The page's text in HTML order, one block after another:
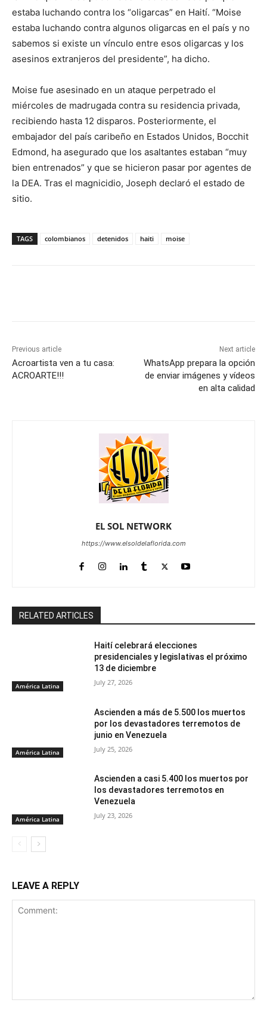
estaba luchando contra los “oligarcas” en Haití. “Moise
estaba luchando contra algunos oligarcas en el país y no
sabemos si existe un vínculo entre esos oligarcas y los
asesinos extranjeros del presidente”, ha dicho.
Moise fue asesinado en un ataque perpetrado el
miércoles de madrugada contra su residencia privada,
recibiendo hasta 12 disparos. Posteriormente, el
embajador del país caribeño en Estados Unidos, Bocchit
Edmond, ha asegurado que los asaltantes estaban “muy
bien entrenados” y que se hicieron pasar por agentes de
la DEA. Tras el magnicidio, Joseph declaró el estado de
sitio.
TAGS colombianos detenidos haiti moise
Previous article
Acroartista ven a tu casa:
ACROARTE!!!
Next article
WhatsApp prepara la opción
de enviar imágenes y vídeos
en alta calidad
EL SOL NETWORK
https://www.elsoldelaflorida.com
RELATED ARTICLES
América Latina
Haití celebrará elecciones
presidenciales y legislativas el próximo
13 de diciembre
July 27, 2026
América Latina
Ascienden a más de 5.500 los muertos
por los devastadores terremotos de
junio en Venezuela
July 25, 2026
América Latina
Ascienden a casi 5.400 los muertos por
los devastadores terremotos en
Venezuela
July 23, 2026
LEAVE A REPLY